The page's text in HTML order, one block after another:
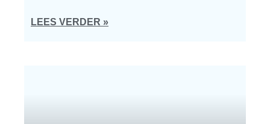
LEES VERDER »